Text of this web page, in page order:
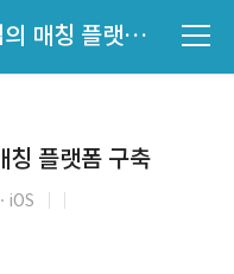
태국 현지인과 한국 기업의 매칭 플랫폼 구축
칭 플랫폼 구축
iOS